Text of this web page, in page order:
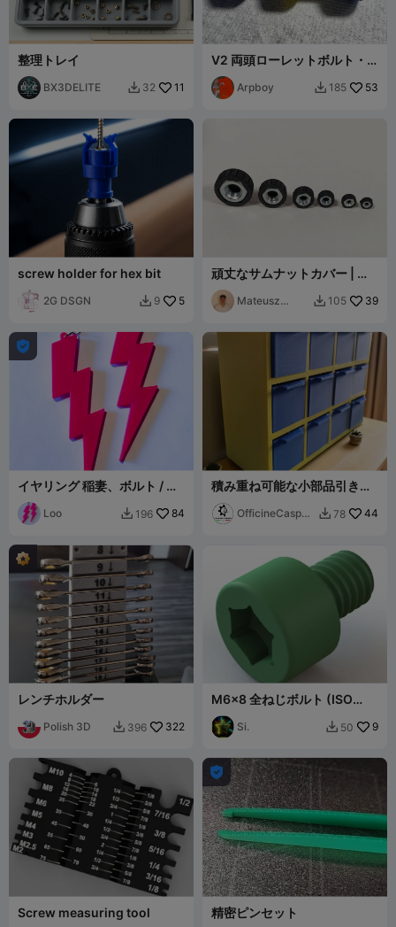
整理トレイ
BX3DELITE  32 11
V2 両頭ローレットボルト・
ナット
Arpboy  185 53
screw holder for hex bit
2G DSGN  9 5
頑丈なサムナットカバー | グ
リップノブ (M3-M10)
Mateusz
 105 39

イヤリング 稲妻、ボルト / イ
ヤリング 稲妻、雷 #1
Loo  196 84
積み重ね可能な小部品引き出
しユニット
OfficineCasper
 78 44
レンチホルダー
Polish 3D  396 322
M6x8 全ねじボルト (ISO
4762 / DIN 912)
Si.  50 9
Screw measuring tool

精密ピンセット